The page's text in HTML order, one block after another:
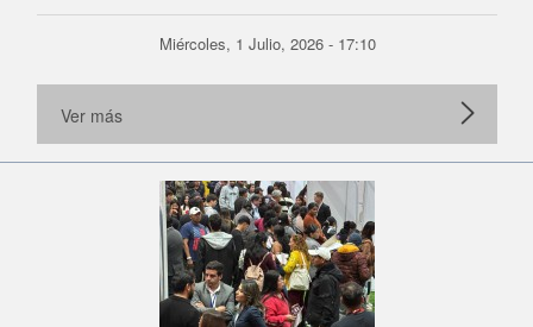
Miércoles, 1 Julio, 2026 - 17:10
Ver más